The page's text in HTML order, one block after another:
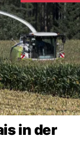
in der